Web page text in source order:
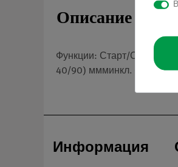
Описание
Функции: Старт/Стоп/
40/90) ммминкл. батарея
Информация